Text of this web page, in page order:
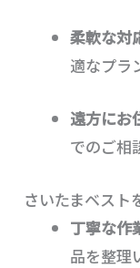
柔軟な対
適なプラ
遠方にお
でのご相
さいたまベスト
丁寧な作
品を整理